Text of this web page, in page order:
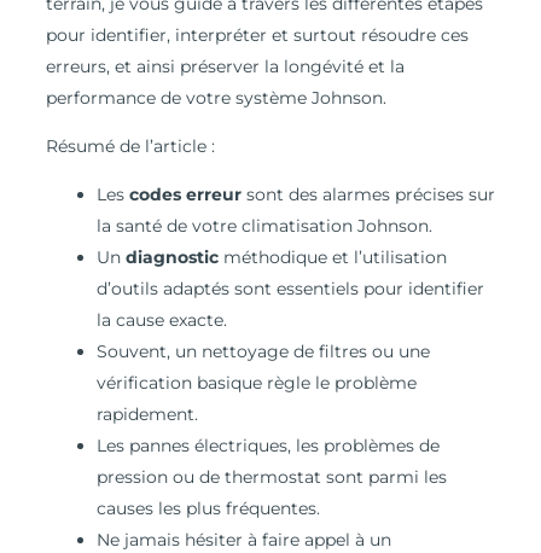
pour identifier, interpréter et surtout résoudre ces
erreurs, et ainsi préserver la longévité et la
performance de votre système Johnson.
Résumé de l’article :
Les codes erreursont des alarmes précises sur
la santé de votre climatisation Johnson.
Un diagnosticméthodique et l’utilisation
d’outils adaptés sont essentiels pour identifier
la cause exacte.
Souvent, un nettoyage de filtres ou une
vérification basique règle le problème
rapidement.
Les pannes électriques, les problèmes de
pression ou de thermostat sont parmi les
causes les plus fréquentes.
Ne jamais hésiter à faire appel à un